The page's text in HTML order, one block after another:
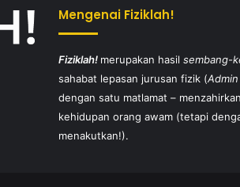
Mengenai Fiziklah!
Fiziklah! merupakan hasil sembang-
sahabat lepasan jurusan fizik (Admin
dengan satu matlamat –
kehidupan orang awam (tetapi
menakutkan!).